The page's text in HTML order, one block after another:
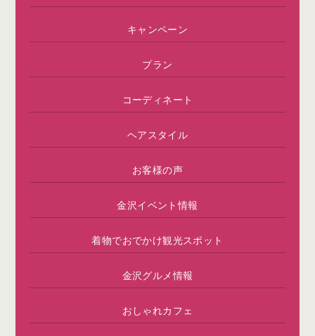
キャンペーン
プラン
コーディネート
ヘアスタイル
お客様の声
金沢イベント情報
着物でおでかけ観光スポット
金沢グルメ情報
おしゃれカフェ